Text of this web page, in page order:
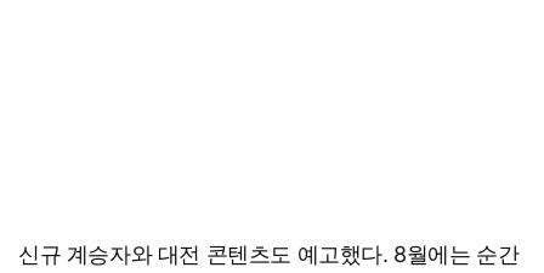
신규 계승자와 대전 콘텐츠도 예고했다. 8월에는 순간